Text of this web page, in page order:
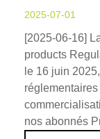
2025-07-01
[2025-06-16]
products
le 16 juin
nos abonnés